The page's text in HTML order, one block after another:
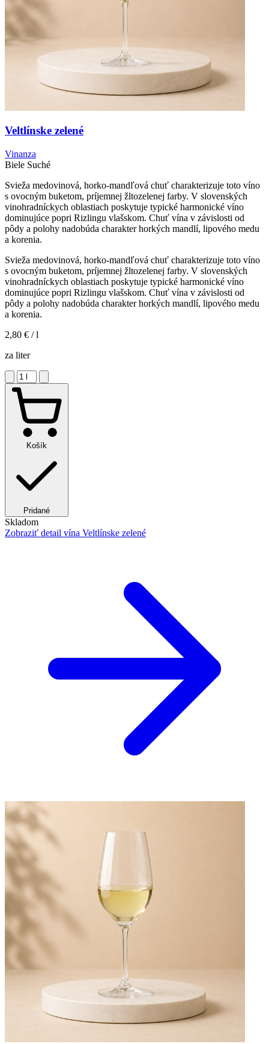
Veltlínske zelené
Vinanza
Biele Suché
Svieža medovinová, horko-mandľová chuť charakterizuje toto víno
s ovocným buketom, príjemnej žltozelenej farby. V slovenských
vinohradníckych oblastiach poskytuje typické harmonické víno
dominujúce popri Rizlingu vlašskom. Chuť vína v závislosti od
pôdy a polohy nadobúda charakter horkých mandlí, lipového medu
a korenia.
Svieža medovinová, horko-mandľová chuť charakterizuje toto víno
s ovocným buketom, príjemnej žltozelenej farby. V slovenských
vinohradníckych oblastiach poskytuje typické harmonické víno
dominujúce popri Rizlingu vlašskom. Chuť vína v závislosti od
pôdy a polohy nadobúda charakter horkých mandlí, lipového medu
a korenia.
2,80 € / l
za liter
Košík
Pridané
Skladom
Zobraziť detail vína Veltlínske zelené